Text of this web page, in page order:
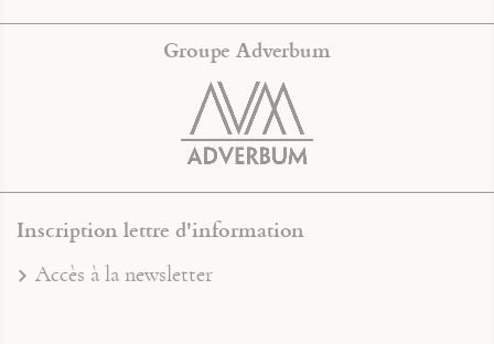
Groupe Adverbum
Inscription lettre d'information
Accès à la newsletter